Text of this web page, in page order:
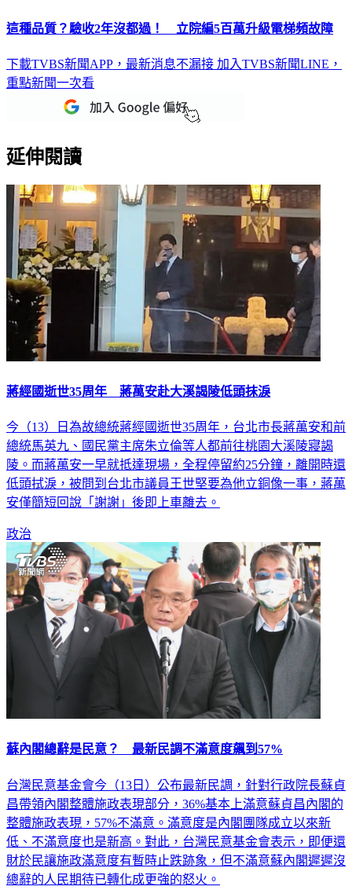
這種品質？驗收2年沒都過！ 立院編5百萬升級電梯頻故障
下載TVBS新聞APP，最新消息不漏接 加入TVBS新聞LINE，
重點新聞一次看
延伸閱讀
蔣經國逝世35周年 蔣萬安赴大溪謁陵低頭抹淚
今（13）日為故總統蔣經國逝世35周年，台北市長蔣萬安和前
總統馬英九、國民黨主席朱立倫等人都前往桃園大溪陵寢謁
陵。而蔣萬安一早就抵達現場，全程停留約25分鐘，離開時還
低頭拭淚，被問到台北市議員王世堅要為他立銅像一事，蔣萬
安僅簡短回說「謝謝」後即上車離去。
政治
蘇內閣總辭是民意？ 最新民調不滿意度飆到57%
台灣民意基金會今（13日）公布最新民調，針對行政院長蘇貞
昌帶領內閣整體施政表現部分，36%基本上滿意蘇貞昌內閣的
整體施政表現，57%不滿意。滿意度是內閣團隊成立以來新
低、不滿意度也是新高。對此，台灣民意基金會表示，即便還
財於民讓施政滿意度有暫時止跌跡象，但不滿意蘇內閣遲遲沒
總辭的人民期待已轉化成更強的怒火。